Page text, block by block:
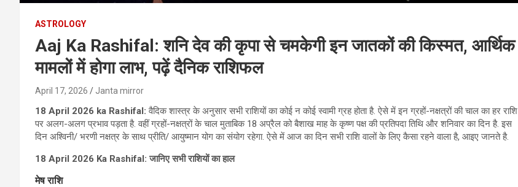
ASTROLOGY
Aaj Ka Rashifal: शनि देव की कृपा से चमकेगी इन जातकों की किस्मत, आर्थिक
मामलों में होगा लाभ, पढ़ें दैनिक राशिफल
April 17, 2026 Janta mirror
18 April 2026 ka Rashifal: वैदिक शास्‍त्र के अनुसार सभी राशियों का कोई न कोई स्‍वामी ग्रह होता है. ऐसे में इन ग्रहों-नक्षत्रों की चाल का हर राशि
पर अलग-अलग प्रभाव पड़ता है. वहीं ग्रहों-नक्षत्रों के चाल मुताबिक 18 अप्रैल को बैशाख माह के कृष्ण पक्ष की प्रतिपदा तिथि और शनिवार का दिन है. इस
दिन अश्विनी/ भरणी नक्षत्र के साथ प्रीति/ आयुष्मान योग का संयोग रहेगा. ऐसे में आज का दिन सभी राशि वालों के लिए कैसा रहने वाला है, आइए जानते है.
18 April 2026 Ka Rashifal: जानिए सभी राशियों का हाल
मेष राशि